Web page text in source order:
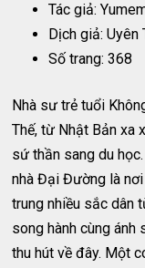
Tác giả:
Dịch giả: Uyên
Số trang: 368
Nhà sư trẻ tuổi
Thế, từ Nhật Bản
sứ thần sang du
nhà Đại Đường là
trung nhiều sắc dân
song hành cùng ánh
thu hút về đây. Một